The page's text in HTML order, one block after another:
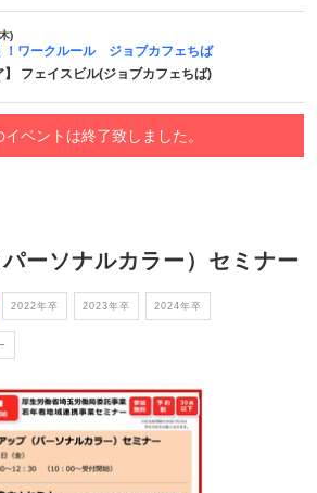
)
！ワークルール ジョブカフェちば
】 フェイスビル(ジョブカフェちば)
イベントは終了致しました。
ーソナルカラー）セミナー
2022年卒 2023年卒 2024年卒